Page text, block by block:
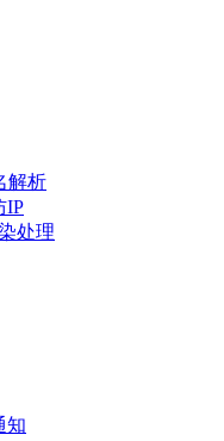
解析
IP
处理
知